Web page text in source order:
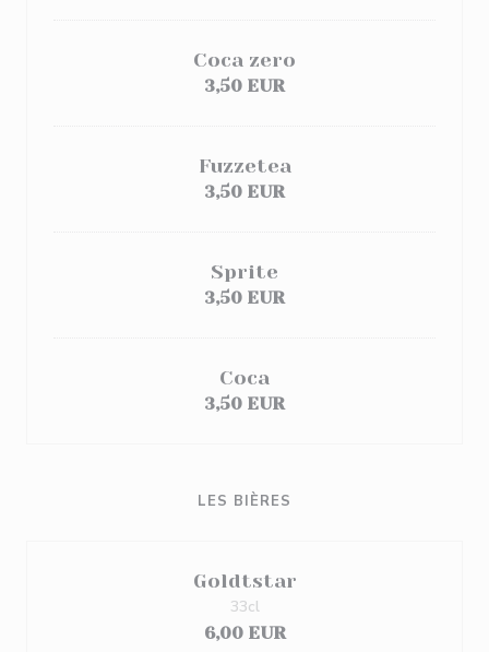
Coca zero
3,50 EUR
Fuzzetea
3,50 EUR
Sprite
3,50 EUR
Coca
3,50 EUR
LES BIÈRES
Goldtstar
6,00 EUR
33cl